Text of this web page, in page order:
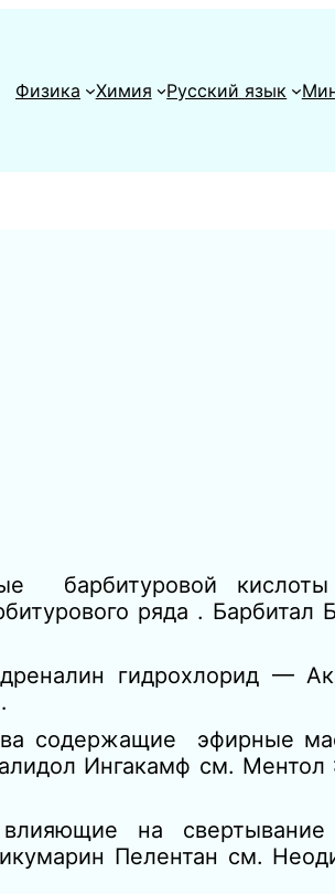
Физика
Химия Русский язык
барбитуровой кислоты
рядa . Барбитал
гидрохлорид —
содержащие эфирные
Ингакамф см. Ментол
влияющие на
Пелентан см.